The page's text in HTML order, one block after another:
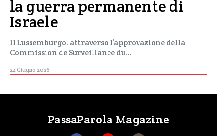
la guerra permanente di
Israele
Il Lussemburgo, attraverso l’approvazione della
Commission de Surveillance du…
24 Giugno 2026
PassaParola Magazine